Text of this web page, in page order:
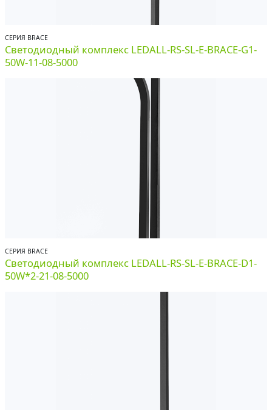
СЕРИЯ BRACE
Светодиодный комплекс LEDALL-RS-SL-E-BRACE-G1-
50W-11-08-5000
СЕРИЯ BRACE
Светодиодный комплекс LEDALL-RS-SL-E-BRACE-D1-
50W*2-21-08-5000